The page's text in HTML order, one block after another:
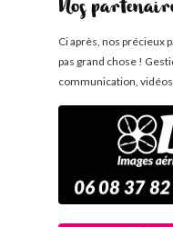
Nos
Ci après, nos précieux
pas grand chose !
communication,